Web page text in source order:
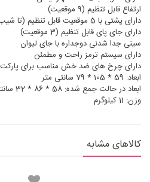
ارتفاع قابل تنظیم (9 موقعیت)
دارای پشتی با 5 موقعیت قابل تنظیم (تا شیب 150 درجه)
دارای جای پای قابل تنظیم (3 موقعیت)
سینی جدا شدنی دوجداره با جای لیوان
دارای سیستم ترمز راحت و مطمئن
دارای چرخ های ضد خش مناسب برای پارکت
ابعاد: 59 * 105 * 79 سانتی متر
ابعاد در حالت جمع شده: 58 * 86 * 32 سانتی متر
وزن: 11 کیلوگرم
کالاهای مشابه